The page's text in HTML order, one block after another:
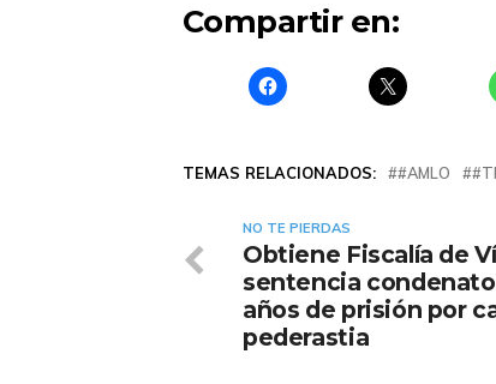
Compartir en:
TEMAS RELACIONADOS: #AMLO
NO TE PIERDAS
Obtiene Fiscalía de
sentencia
años de prisión por
pederastia